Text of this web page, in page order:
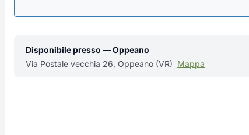
Disponibile presso — Oppeano
Via Postale vecchia 26, Oppeano (VR) Mappa